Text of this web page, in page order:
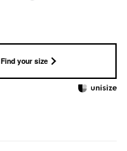
Find your size